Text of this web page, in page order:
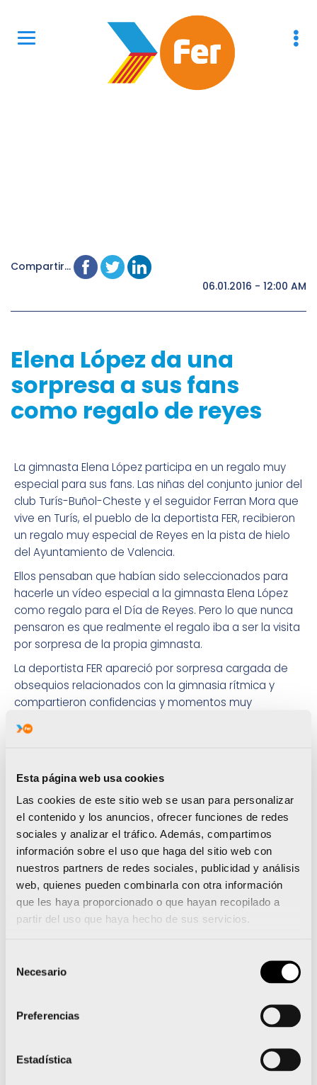
Esta página web usa cookies
Las cookies de este sitio web se usan para personalizar
el contenido y los anuncios, ofrecer funciones de redes
sociales y analizar el tráfico. Además, compartimos
información sobre el uso que haga del sitio web con
nuestros partners de redes sociales, publicidad y análisis
web, quienes pueden combinarla con otra información
que les haya proporcionado o que hayan recopilado a
partir del uso que haya hecho de sus servicios.
Necesario
Preferencias
Estadística
Compartir...
06.01.2016 - 12:00 AM
Elena López da una
sorpresa a sus fans
como regalo de reyes
La gimnasta Elena López participa en un regalo muy
especial para sus fans. Las niñas del conjunto junior del
club Turís-Buñol-Cheste y el seguidor Ferran Mora que
vive en Turís, el pueblo de la deportista FER, recibieron
un regalo muy especial de Reyes en la pista de hielo
del Ayuntamiento de Valencia.
Ellos pensaban que habían sido seleccionados para
hacerle un vídeo especial a la gimnasta Elena López
como regalo para el Día de Reyes. Pero lo que nunca
pensaron es que realmente el regalo iba a ser la visita
por sorpresa de la propia gimnasta.
La deportista FER apareció por sorpresa cargada de
obsequios relacionados con la gimnasia rítmica y
compartieron confidencias y momentos muy
especiales en la pista de hielo con sus incondicionales
seguidores. Un regalo que seguramente nunca